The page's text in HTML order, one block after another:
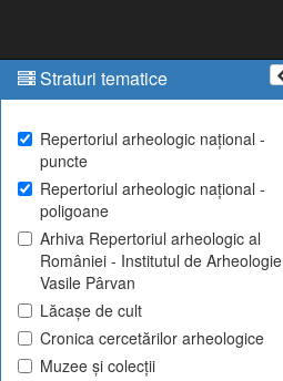
Straturi tematice
Repertoriul arheologic național -
puncte
Repertoriul arheologic național -
poligoane
Arhiva Repertoriul arheologic al
României - Institutul de Arheologie
Vasile Pârvan
Lăcașe de cult
Cronica cercetărilor arheologice
Muzee și colecții